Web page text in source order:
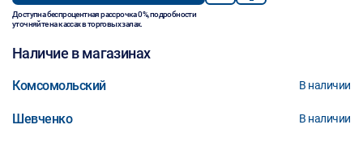
Доступна беспроцентная рассрочка 0%, подробности
уточняйте на кассах в торговых залах.
Наличие в магазинах
Комсомольский В наличии
Шевченко В наличии